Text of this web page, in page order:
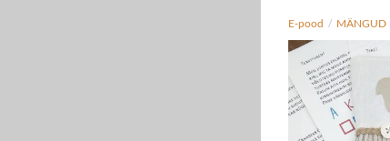
E-pood / MÄNGUD